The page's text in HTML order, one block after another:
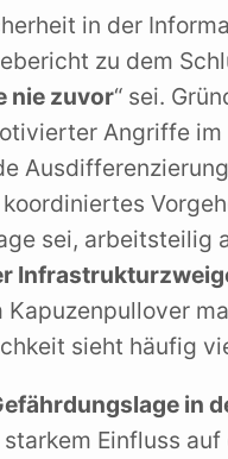
in der
zu dem
nie zuvor“ sei.
Angriffe im
sei, arbeitsteilig
sieht häufig
in
Einfluss auf